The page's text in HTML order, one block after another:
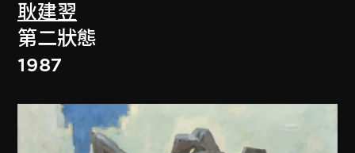
耿建翌
第二狀態
1987